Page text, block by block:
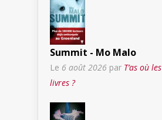
Summit - Mo Malo
Le 6 août 2026 par T’as où les
livres ?